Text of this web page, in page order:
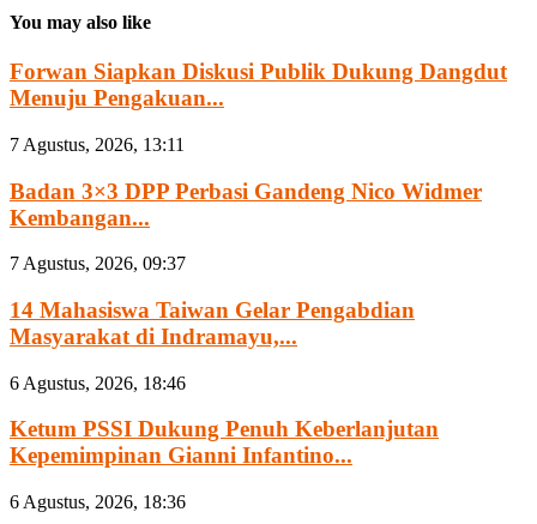
You may also like
Forwan Siapkan Diskusi Publik Dukung Dangdut
Menuju Pengakuan...
7 Agustus, 2026, 13:11
Badan 3×3 DPP Perbasi Gandeng Nico Widmer
Kembangan...
7 Agustus, 2026, 09:37
14 Mahasiswa Taiwan Gelar Pengabdian
Masyarakat di Indramayu,...
6 Agustus, 2026, 18:46
Ketum PSSI Dukung Penuh Keberlanjutan
Kepemimpinan Gianni Infantino...
6 Agustus, 2026, 18:36